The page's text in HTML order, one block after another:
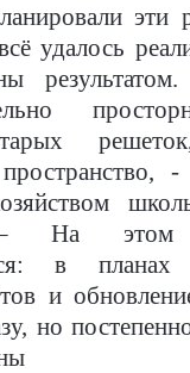
эти
удалось
-
На
в планах
и
но